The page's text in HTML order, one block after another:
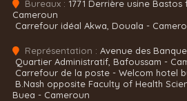
Bureaux : 1771 Derrière usine Bastos
Cameroun
Carrefour idéal Akwa, Douala -
Représentation : Avenue des
Quartier Administratif, Bafoussam -
Carrefour de la poste - Welcom hotel
B.Nash opposite Faculty of Health
Buea - Cameroun